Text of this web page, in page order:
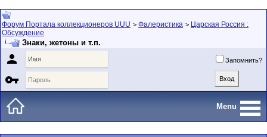
Форум Портала коллекционеров UUU > Фалеристика > Царская Россия :
Обсуждение
Знаки, жетоны и т.п.
 Запомнить?

Menu